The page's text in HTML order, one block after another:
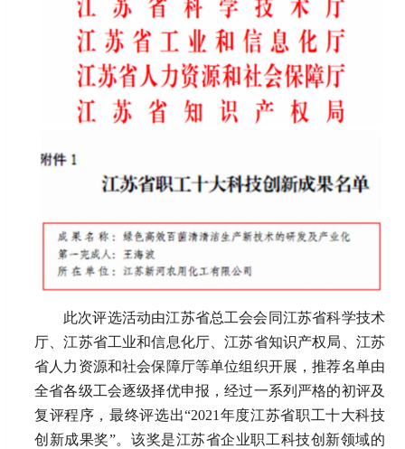
此次评选活动由江苏省总工会会同江苏省科学技术
厅、江苏省工业和信息化厅、江苏省知识产权局、江苏
省人力资源和社会保障厅等单位组织开展，推荐名单由
全省各级工会逐级择优申报，经过一系列严格的初评及
复评程序，最终评选出“2021年度江苏省职工十大科技
创新成果奖”。该奖是江苏省企业职工科技创新领域的